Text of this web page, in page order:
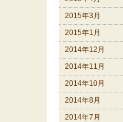
2015年3月
2015年1月
2014年12月
2014年11月
2014年10月
2014年8月
2014年7月